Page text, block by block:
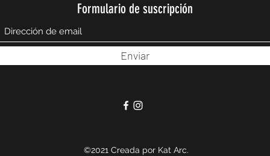
Formulario de suscripción
Enviar
©2021 Creada por Kat Arc.